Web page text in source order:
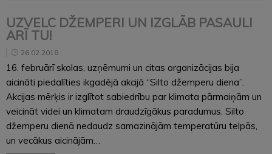
UZVELC DŽEMPERI UN IZGLĀB PASAULI
ARĪ TU!
26.02.2018
16. februārī skolas, uzņēmumi un citas organizācijas bija
aicināti piedalīties ikgadējā akcijā “Silto džemperu diena”.
Akcijas mērķis ir izglītot sabiedrību par klimata pārmaiņām un
veicināt videi un klimatam draudzīgākus paradumus. Silto
džemperu dienā nedaudz samazinājām temperatūru telpās,
un vecākus aicinājām…